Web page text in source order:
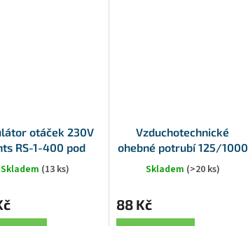
otáček 230V
RS-1-400 pod
omítku
Skladem (13 ks)
Vzduchotechnické
ohebné potrubí 125/1000
ALU
Skladem (>20 ks)
88 Kč